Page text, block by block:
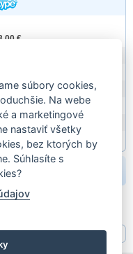
€
súbory cookies,
Na webe
a marketingové
nastaviť všetky
bez ktorých by
Súhlasíte s